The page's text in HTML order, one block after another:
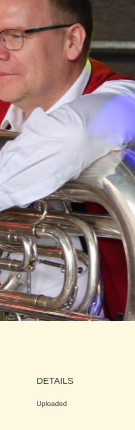
DETAILS
Uploaded